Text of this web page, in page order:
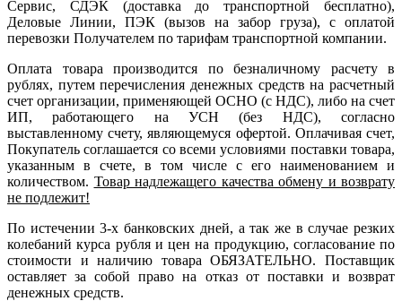
Сервис, СДЭК (доставка до транспортной бесплатно),
Деловые Линии, ПЭК (вызов на забор груза), с оплатой
перевозки Получателем по тарифам транспортной компании.
Оплата товара производится по безналичному расчету в
рублях, путем перечисления денежных средств на расчетный
счет организации, применяющей ОСНО (с НДС), либо на счет
ИП, работающего на УСН (без НДС), согласно
выставленному счету, являющемуся офертой. Оплачивая счет,
Покупатель соглашается со всеми условиями поставки товара,
указанным в счете, в том числе с его наименованием и
количеством. Товар надлежащего качества обмену и возврату
не подлежит!
По истечении 3-х банковских дней, а так же в случае резких
колебаний курса рубля и цен на продукцию, согласование по
стоимости и наличию товара ОБЯЗАТЕЛЬНО. Поставщик
оставляет за собой право на отказ от поставки и возврат
денежных средств.